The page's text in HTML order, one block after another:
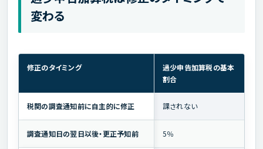
変わる
修正のタイミング
過少申告加算税の基本
割合
税関の調査通知前に自主的に修正 課されない
調査通知日の翌日以後・更正予知前 5％